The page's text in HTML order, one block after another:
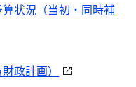
状況（当初・同時補
政計画）